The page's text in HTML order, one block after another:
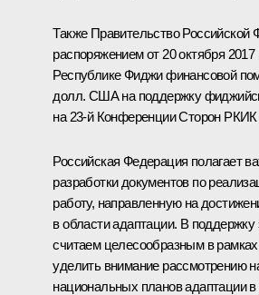
Также Правительство Российской
распоряжением от 20 октября
Республике Фиджи финансовой
долл. США на поддержку
на 23-й Конференции Сторон
Российская Федерация полагает
разработки документов по
работу, направленную на
в области адаптации. В поддержку
считаем целесообразным в
уделить внимание рассмотрению
национальных планов адаптации